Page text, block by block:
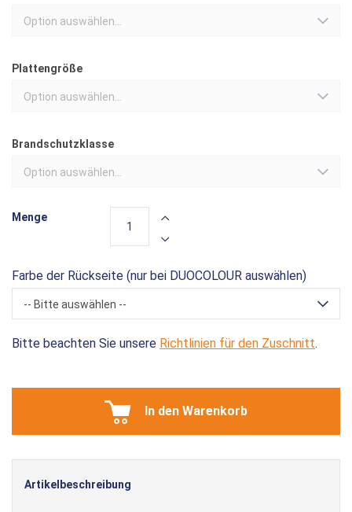
Option auswählen...
Plattengröße
Option auswählen...
Brandschutzklasse
Option auswählen...
Farbe der Rückseite (nur bei DUOCOLOUR auswählen)
-- Bitte auswählen --
Bitte beachten Sie unsere Richtlinien für den Zuschnitt.
Menge
In den Warenkorb
Artikelbeschreibung